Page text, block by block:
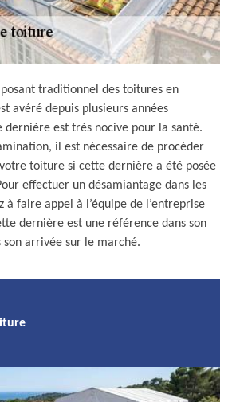
traditionnel des toitures en
avéré depuis plusieurs années
dernière est très nocive pour la santé.
il est nécessaire de procéder
toiture si cette dernière a été posée
effectuer un désamiantage dans les
à faire appel à l’équipe de l’entreprise
dernière est une référence dans son
arrivée sur le marché.